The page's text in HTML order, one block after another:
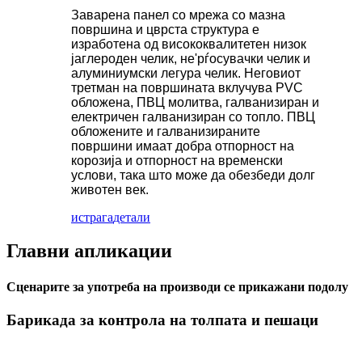
Заварена панел со мрежа со мазна
површина и цврста структура е
изработена од висококвалитетен низок
јаглероден челик, не'рѓосувачки челик и
алуминиумски легура челик. Неговиот
третман на површината вклучува PVC
обложена, ПВЦ молитва, галванизиран и
електричен галванизиран со топло. ПВЦ
обложените и галванизираните
површини имаат добра отпорност на
корозија и отпорност на временски
услови, така што може да обезбеди долг
животен век.
истрагадетали
Главни апликации
Сценарите за употреба на производи се прикажани подолу
Барикада за контрола на толпата и пешаци